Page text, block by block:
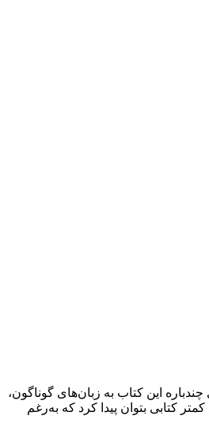
این کتاب به زبان‌های گوناگون،
کتابی بتوان پیدا کرد که به‌رغم